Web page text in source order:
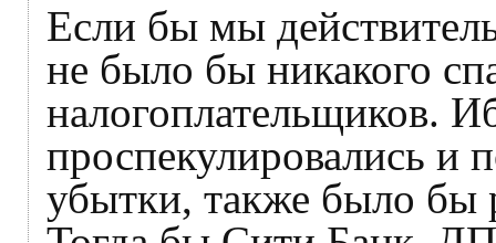
Если бы мы
не было бы никакого
налогоплательщиков.
проспекулировались и
убытки, также было бы